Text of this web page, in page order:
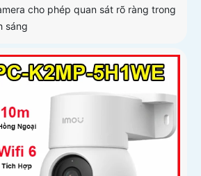
cho phép quan sát rõ ràng trong
sáng